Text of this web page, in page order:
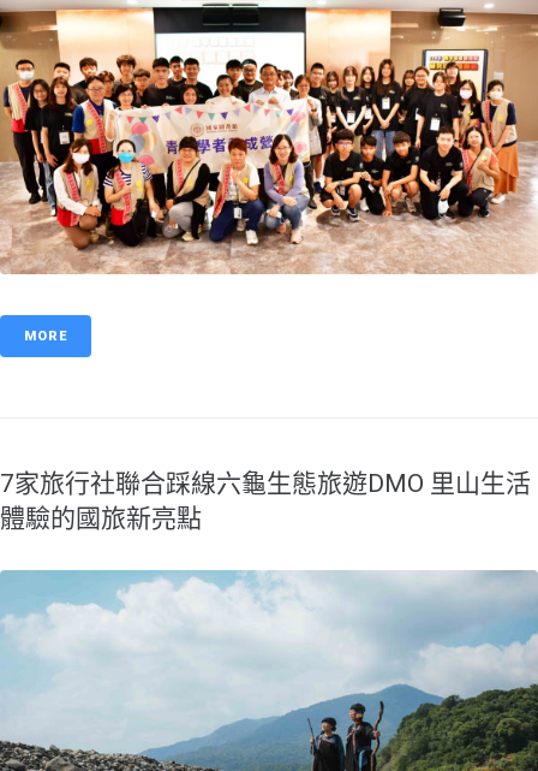
MORE
7家旅行社聯合踩線六龜生態旅遊DMO 里山生活
體驗的國旅新亮點